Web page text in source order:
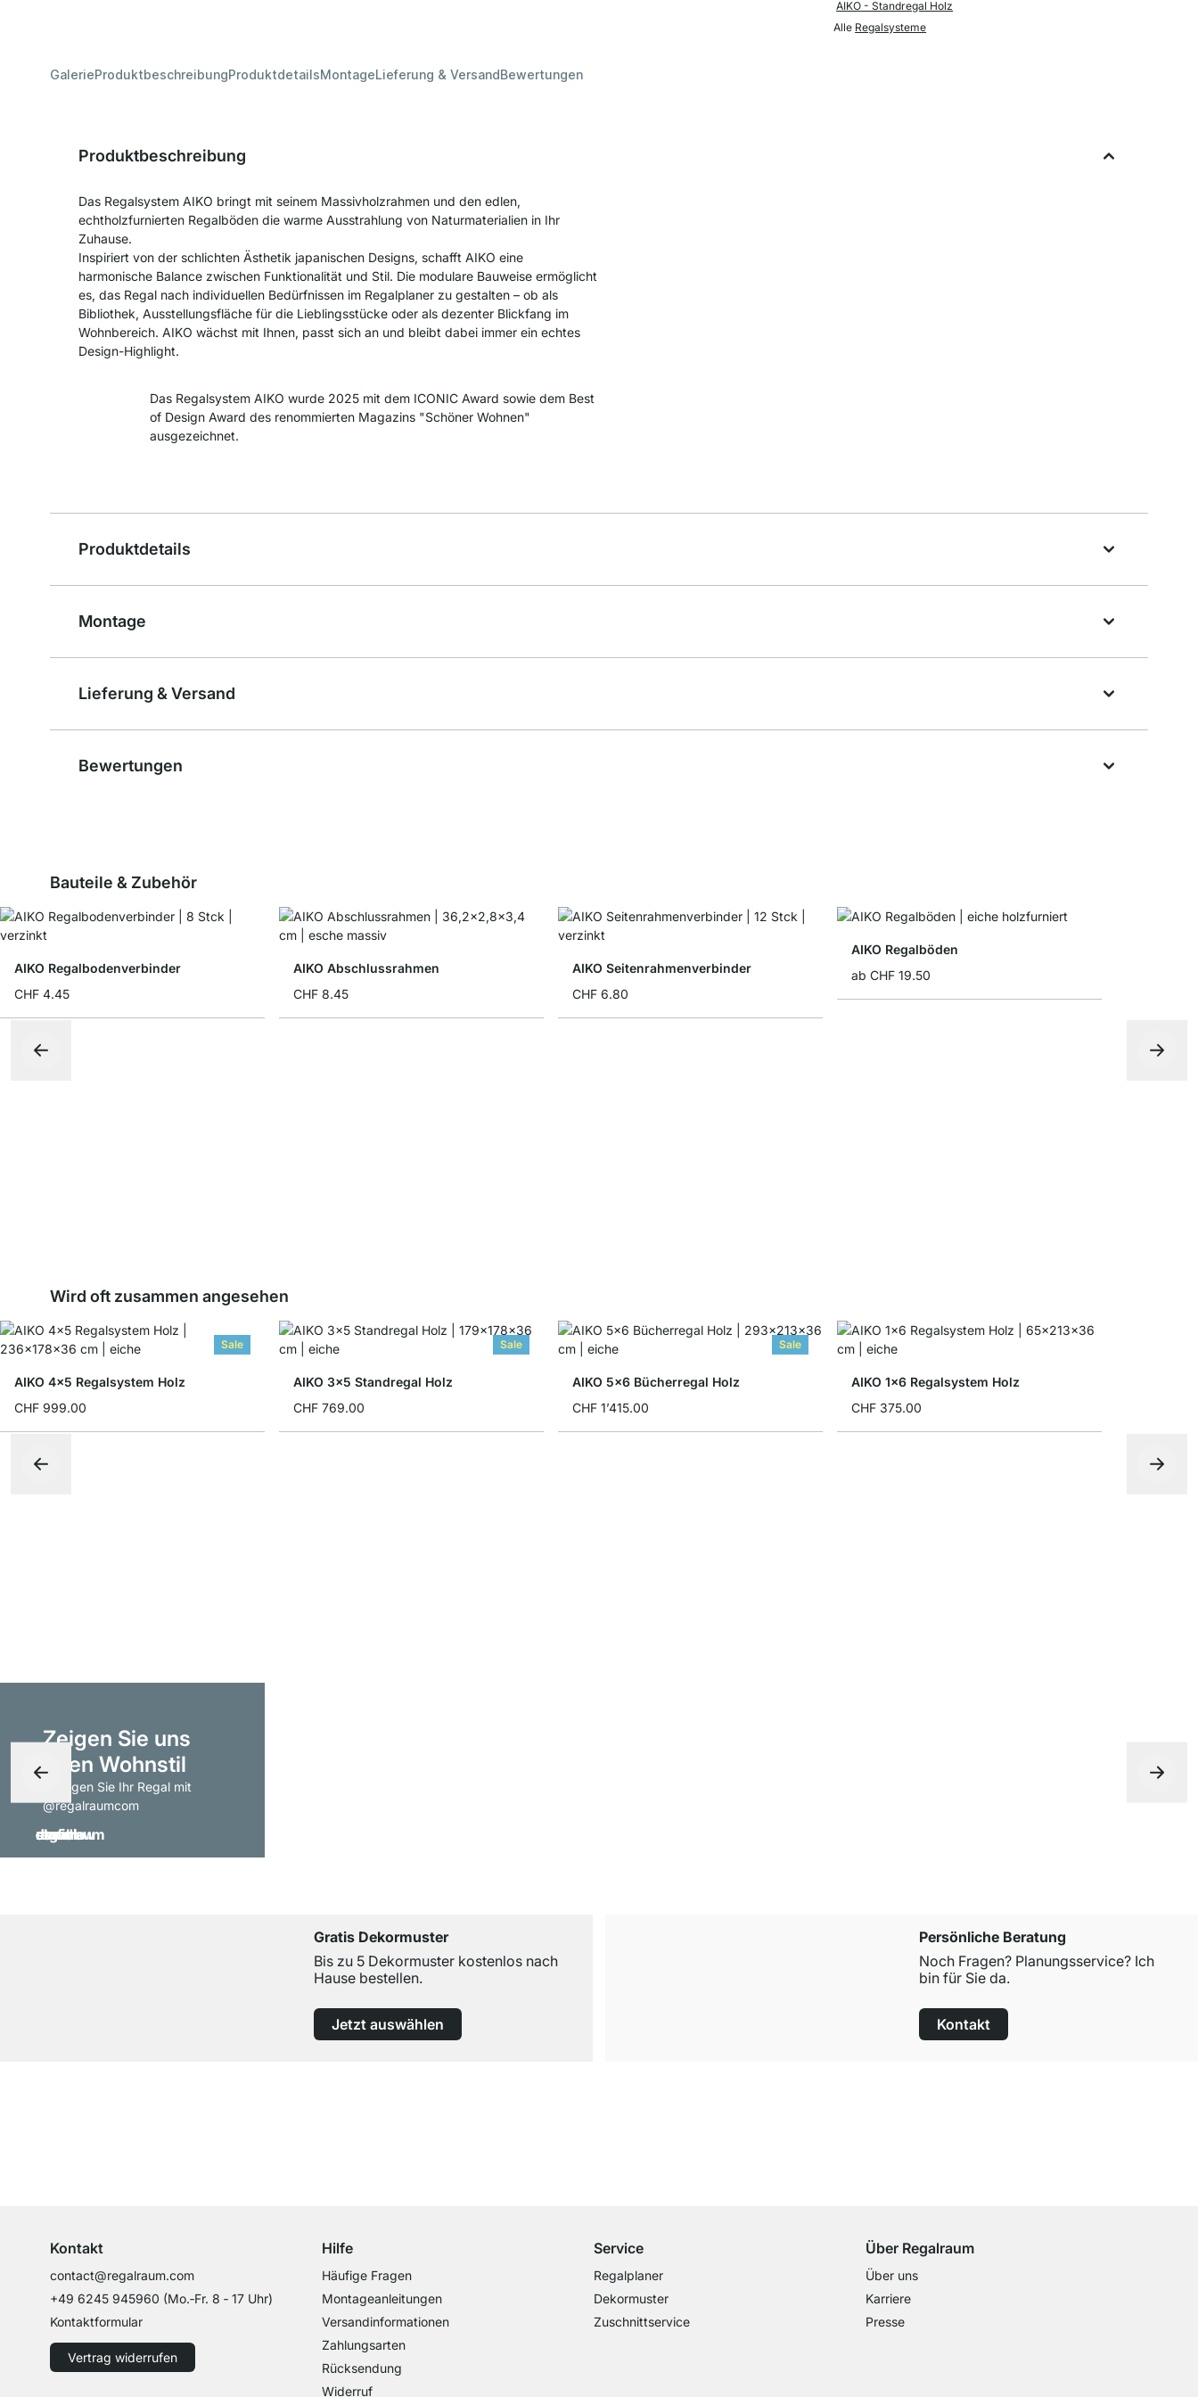
AIKO - Standregal Holz
Alle Regalsysteme
GalerieProduktbeschreibungProduktdetailsMontageLieferung & VersandBewertungen
Produktbeschreibung
Das Regalsystem AIKO bringt mit seinem Massivholzrahmen und den edlen,
echtholzfurnierten Regalböden die warme Ausstrahlung von Naturmaterialien in Ihr
Zuhause.
Inspiriert von der schlichten Ästhetik japanischen Designs, schafft AIKO eine
harmonische Balance zwischen Funktionalität und Stil. Die modulare Bauweise ermöglicht
es, das Regal nach individuellen Bedürfnissen im Regalplaner zu gestalten – ob als
Bibliothek, Ausstellungsfläche für die Lieblingsstücke oder als dezenter Blickfang im
Wohnbereich. AIKO wächst mit Ihnen, passt sich an und bleibt dabei immer ein echtes
Design-Highlight.
Das Regalsystem AIKO wurde 2025 mit dem ICONIC Award sowie dem Best
of Design Award des renommierten Magazins "Schöner Wohnen"
ausgezeichnet.
Produktdetails
Montage
Lieferung & Versand
Bewertungen
Bauteile & Zubehör
AIKO Regalbodenverbinder
CHF 4.45
AIKO Abschlussrahmen
CHF 8.45
AIKO Seitenrahmenverbinder
CHF 6.80
AIKO Regalböden
ab CHF 19.50
Wird oft zusammen angesehen
Sale
AIKO 4x5 Regalsystem Holz
CHF 999.00
Sale
AIKO 3x5 Standregal Holz
CHF 769.00
Sale
AIKO 5x6 Bücherregal Holz
CHF 1’415.00
AIKO 1x6 Regalsystem Holz
CHF 375.00
Zeigen Sie uns
Ihren Wohnstil
- taggen Sie Ihr Regal mit
@regalraumcom
Gratis Dekormuster
Bis zu 5 Dekormuster kostenlos nach
Hause bestellen.
Jetzt auswählen
Persönliche Beratung
Noch Fragen? Planungsservice? Ich
bin für Sie da.
Kontakt
Kontakt
contact@regalraum.com
+49 6245 945960 (Mo.‑Fr. 8 ‑ 17 Uhr)
Kontaktformular
Vertrag widerrufen
Hilfe
Häufige Fragen
Montageanleitungen
Versandinformationen
Zahlungsarten
Rücksendung
Widerruf
Service
Regalplaner
Dekormuster
Zuschnittservice
Über Regalraum
Über uns
Karriere
Presse